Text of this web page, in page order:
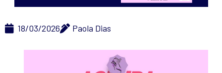
18/03/2026 Paola Dias